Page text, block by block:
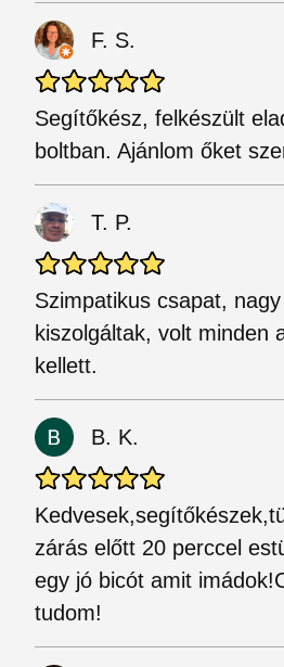
F. S.
Segítőkész, felkészült
boltban. Ajánlom őket
T. P.
Szimpatikus csapat,
kiszolgáltak, volt minden
kellett.
B. K.
zárás előtt 20 perccel
egy jó bicót amit
tudom!